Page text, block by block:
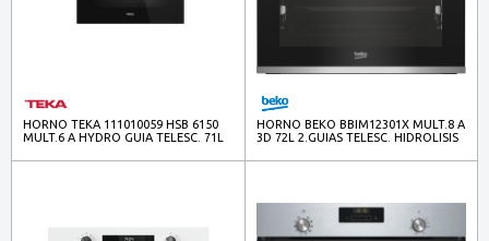
HORNO TEKA 111010059 HSB 6150
MULT.6 A HYDRO GUIA TELESC. 71L
HORNO BEKO BBIM12301X MULT.8 A
3D 72L 2.GUIAS TELESC. HIDROLISIS